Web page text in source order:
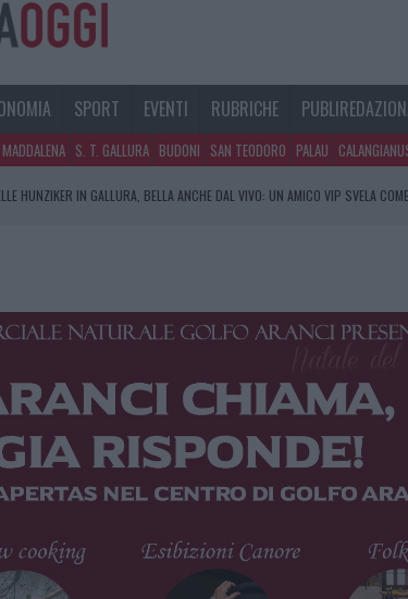
SPORT EVENTI RUBRICHE
S. T. GALLURA BUDONI SAN TEODORO PALAU
HUNZIKER IN GALLURA, BELLA ANCHE DAL VIVO: UN AMICO VIP SVELA
IL WEEKEND A OLBIA E IN GALLURA